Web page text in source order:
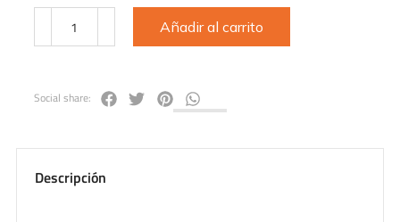
Añadir al carrito
Social share:
Descripción